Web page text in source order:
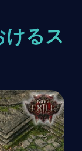
るス